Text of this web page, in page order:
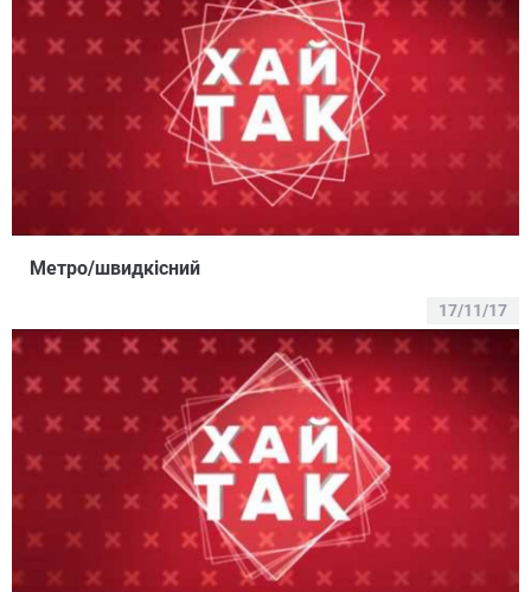
Метро/швидкісний
17/11/17